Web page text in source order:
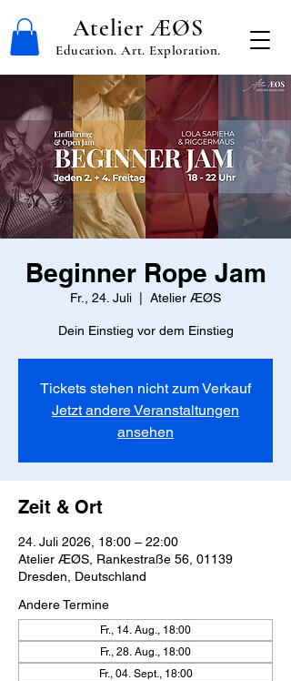
Atelier ÆØS
Education. Art. Exploration.
Beginner Rope Jam
Fr., 24. Juli Atelier ÆØS
Dein Einstieg vor dem Einstieg
Tickets stehen nicht zum Verkauf
Jetzt andere Veranstaltungen
ansehen
Zeit & Ort
24. Juli 2026, 18:00 – 22:00
Atelier ÆØS, Rankestraße 56, 01139
Dresden, Deutschland
Andere Termine
Fr., 14. Aug., 18:00
Fr., 28. Aug., 18:00
Fr., 04. Sept., 18:00